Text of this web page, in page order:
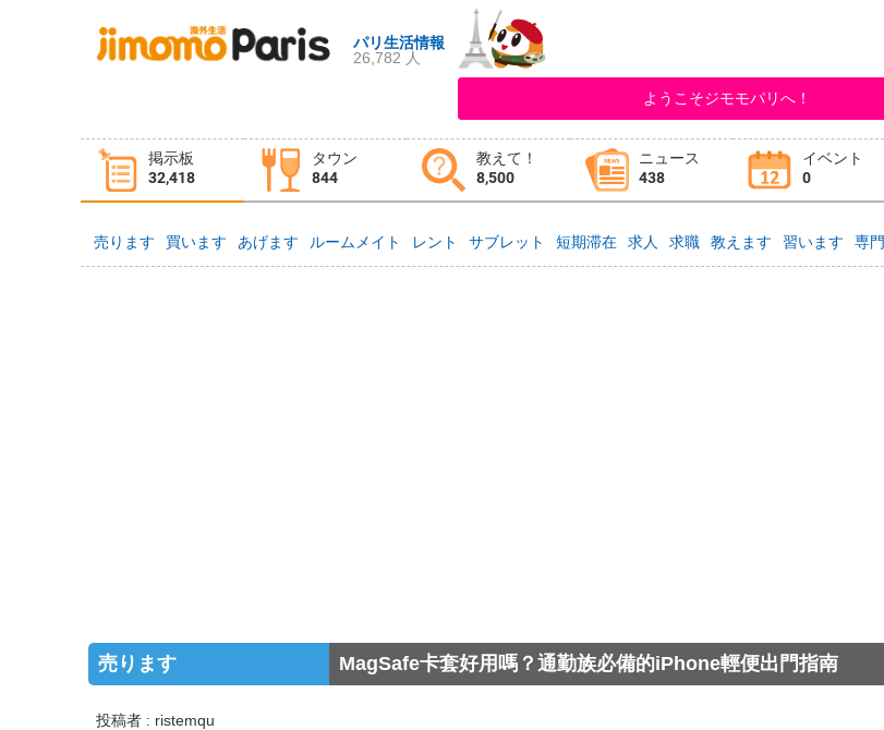
パリ生活情報
26,782 人
ようこそジモモパリへ！
掲示板
32,418
タウン
844
教えて！
8,500
ニュース
438
イベント
0
タウン情報 教えて！
イベント 求人
売ります 買います あげます ルームメイト レント サブレット 短期滞在 求人 求職 教えます 習います 専門
売ります MagSafe卡套好用嗎？通勤族必備的iPhone輕便出門指南
投稿者 : ristemqu